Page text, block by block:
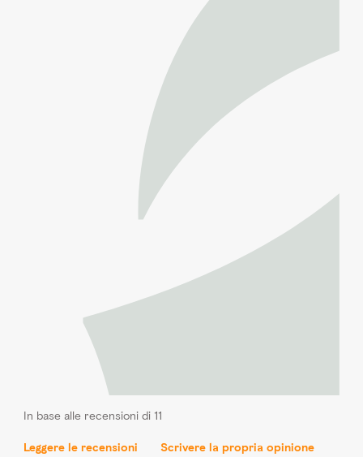
In base alle recensioni di 11
Leggere le recensioni Scrivere la propria opinione